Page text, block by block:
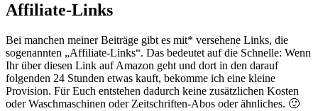
Affiliate-Links
Bei manchen meiner Beiträge gibt es mit* versehene Links, die
sogenannten „Affiliate-Links“. Das bedeutet auf die Schnelle: Wenn
Ihr über diesen Link auf Amazon geht und dort in den darauf
folgenden 24 Stunden etwas kauft, bekomme ich eine kleine
Provision. Für Euch entstehen dadurch keine zusätzlichen Kosten
oder Waschmaschinen oder Zeitschriften-Abos oder ähnliches. 🙂